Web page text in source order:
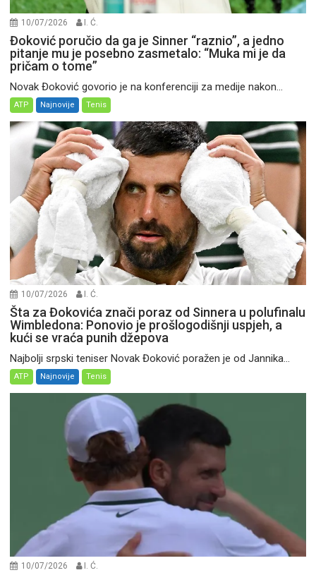
10/07/2026 I. Ć.
Đoković poručio da ga je Sinner “raznio”, a jedno
pitanje mu je posebno zasmetalo: “Muka mi je da
pričam o tome”
Novak Đoković govorio je na konferenciji za medije nakon...
ATP Najnovije Tenis
10/07/2026 I. Ć.
Šta za Đokovića znači poraz od Sinnera u polufinalu
Wimbledona: Ponovio je prošlogodišnji uspjeh, a
kući se vraća punih džepova
Najbolji srpski teniser Novak Đoković poražen je od Jannika...
ATP Najnovije Tenis
10/07/2026 I. Ć.